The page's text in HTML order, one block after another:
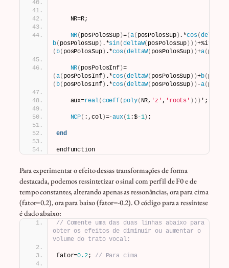
    NR=R;
NR( posPolosSup )=(a( posPolosSup) .*cos(deltaW
b( posPolosSup) .*sin(deltaW( posPolosSup )))+%i*
( b( posPolosSup) .*cos(deltaW( posPolosSup ))+a(
NR( posPolosInf )=
(a( posPolosInf) .*cos(deltaW( posPolosSup ))+b(
( b( posPolosInf) .*cos(deltaW( posPolosSup )) -a(
    aux=
real(coeff( poly( NR, 'z' , 'roots' ))) ';
NCP( :,col)=-aux(1:$-1) ;
end
endfunction
Para experimentar o efeito dessas transformações de forma
destacada, podemos ressintetizar o sinal com perfil de F0 e de
tempo constantes, alterando apenas as ressonâncias, ora para cima
(fator=0.2), ora para baixo (fator=-0.2). O código para a ressíntese
é dado abaixo:
// Comente uma das duas linhas abaixo para
obter os efeitos de diminuir ou aumentar o
volume do trato vocal:
fator=0.2; // Para cima